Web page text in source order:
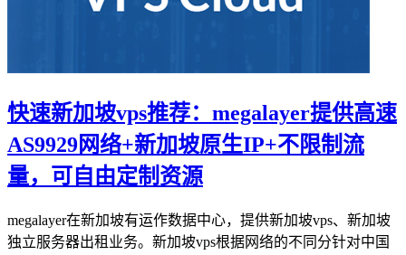
快速新加坡vps推荐：megalayer提供高速
AS9929网络+新加坡原生IP+不限制流
量，可自由定制资源
megalayer在新加坡有运作数据中心，提供新加坡vps、新加坡
独立服务器出租业务。新加坡vps根据网络的不同分针对中国